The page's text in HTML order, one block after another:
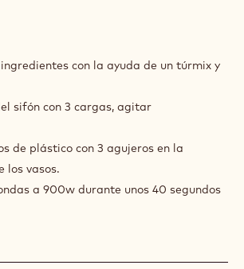
con la ayuda de un túrmix y
sifón con 3 cargas, agitar
de plástico con 3 agujeros en la
los vasos.
a 900w durante unos 40 segundos